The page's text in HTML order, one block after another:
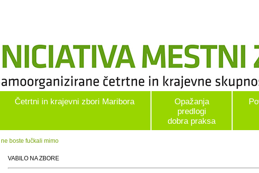
Četrtni in krajevni zbori Maribora
Opažanja
predlogi
dobra praksa
boste fučkali mimo
VABILO NA ZBORE